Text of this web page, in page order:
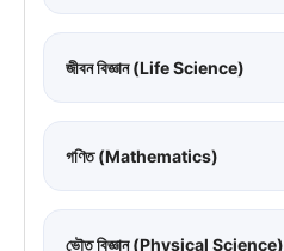
জীবন বিজ্ঞান (Life Science)
গণিত (Mathematics)
ভৌত বিজ্ঞান (Physical Science)